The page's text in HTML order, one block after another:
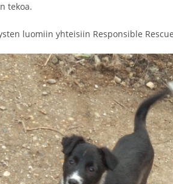
tekoa.
luomiin yhteisiin Responsible